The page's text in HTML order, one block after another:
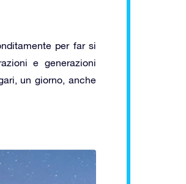
per far si
e generazioni
un giorno, anche